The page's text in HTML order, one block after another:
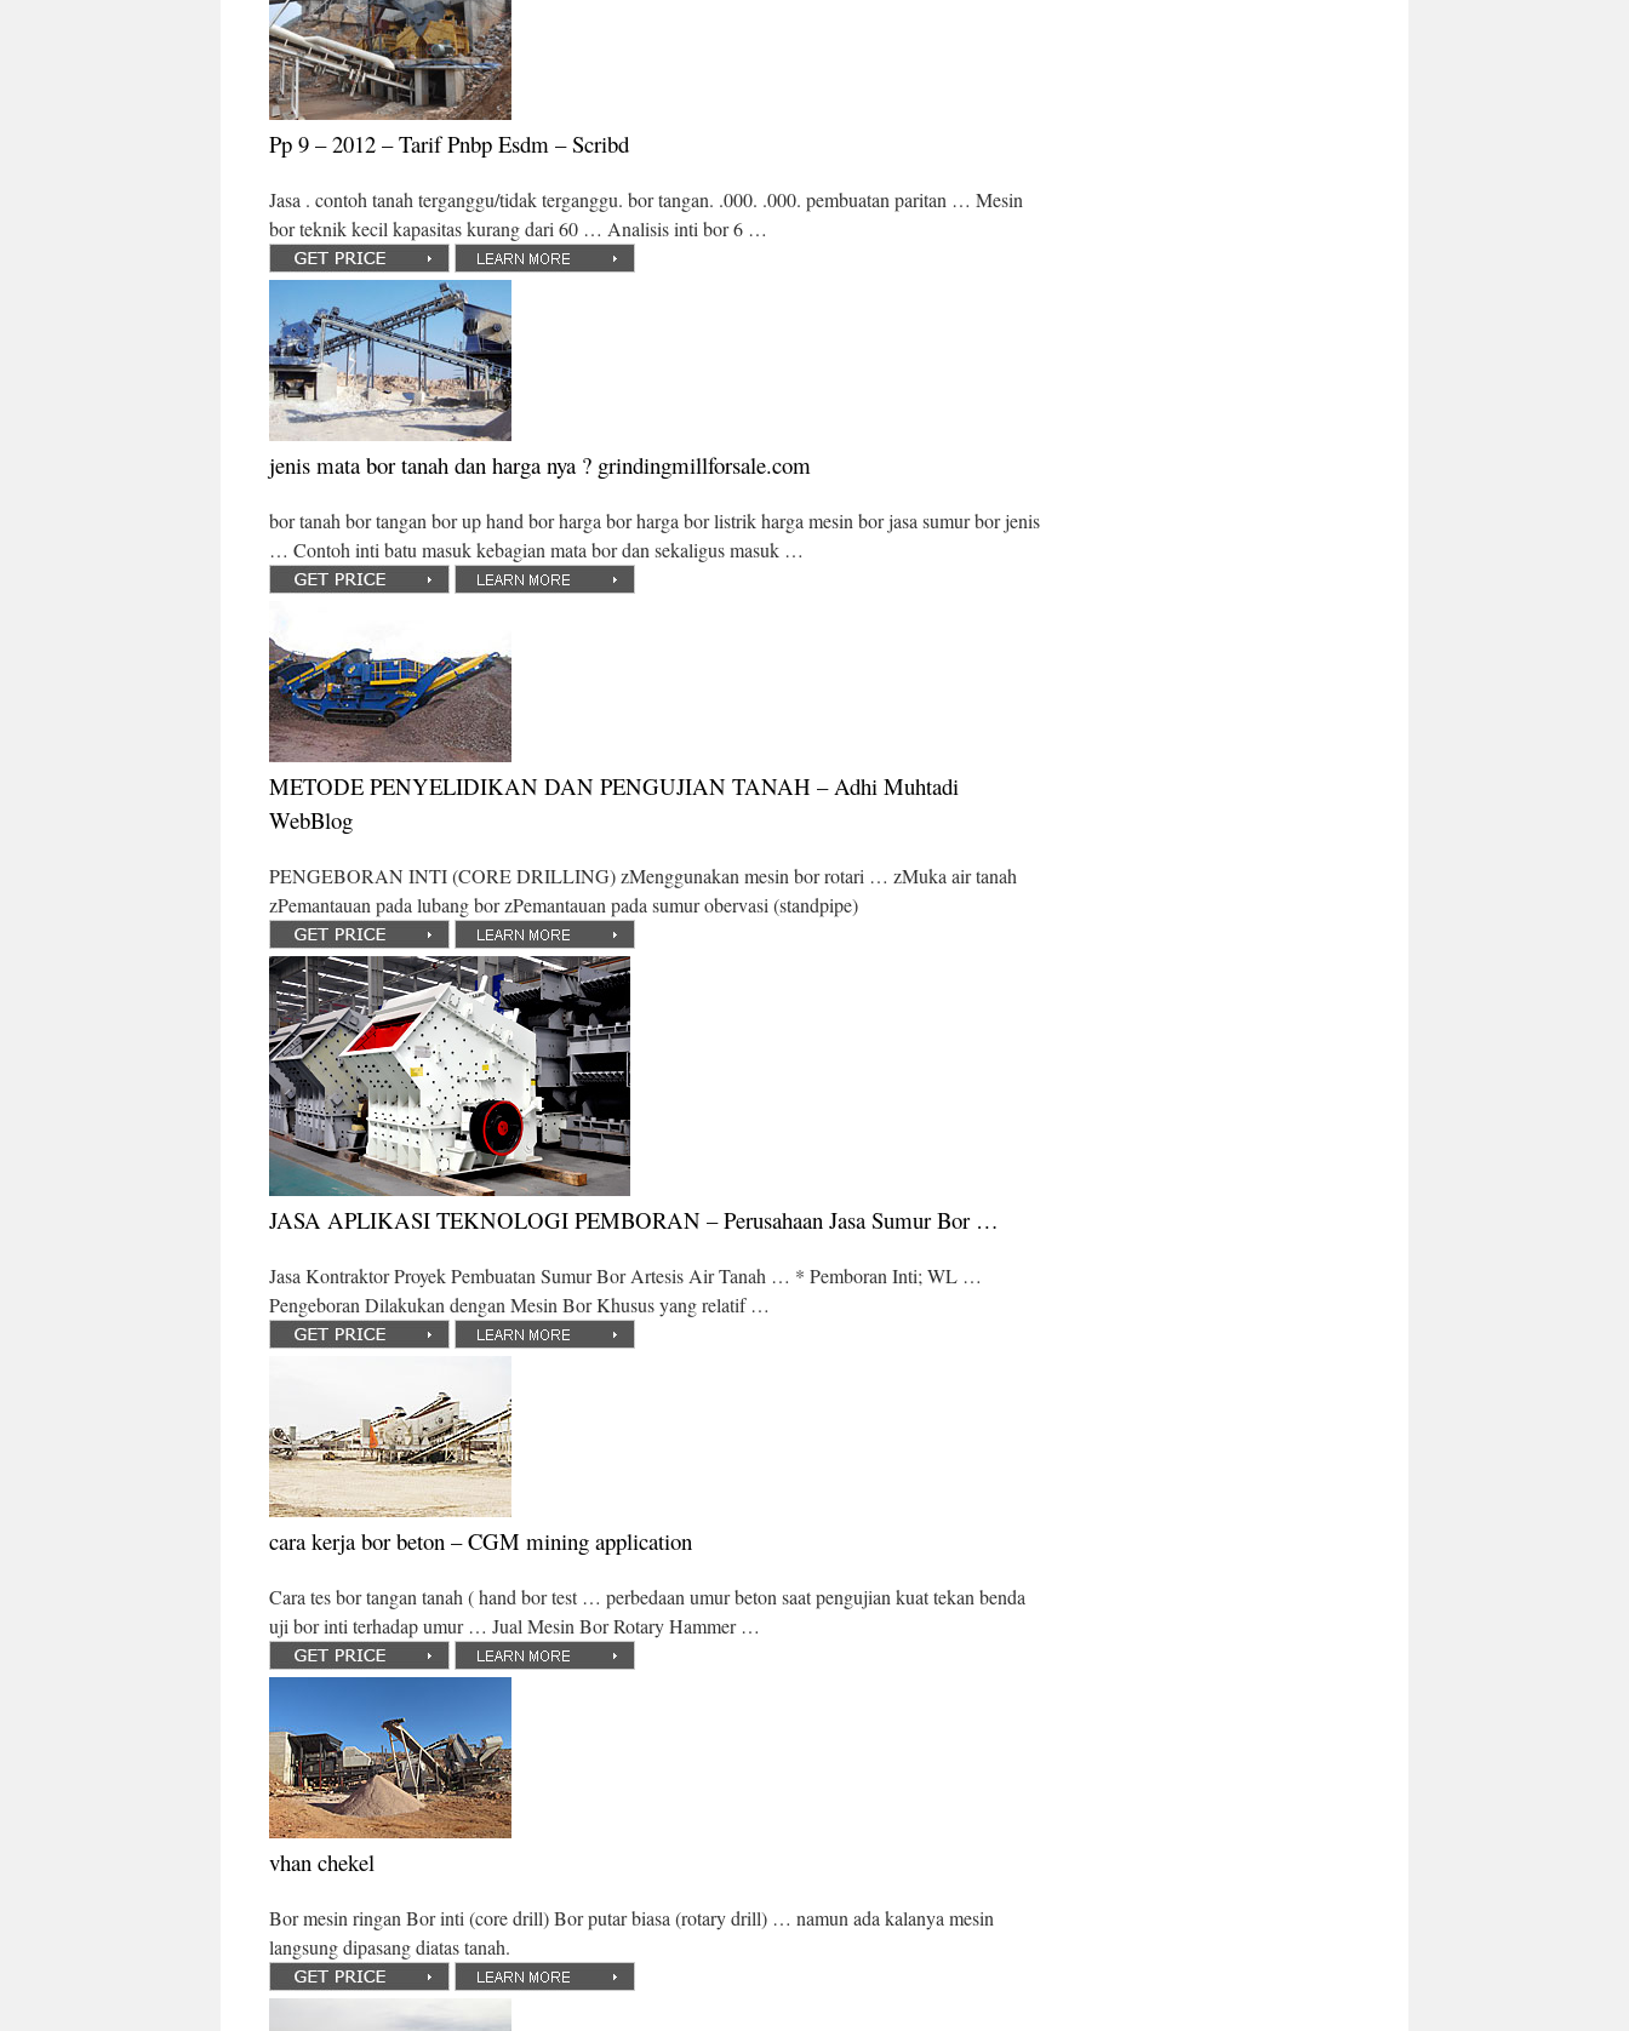
Pp 9 – 2012 – Tarif Pnbp Esdm – Scribd
Jasa . contoh tanah terganggu/tidak terganggu. bor tangan. .000. .000. pembuatan paritan … Mesin
bor teknik kecil kapasitas kurang dari 60 … Analisis inti bor 6 …
jenis mata bor tanah dan harga nya ? grindingmillforsale.com
bor tanah bor tangan bor up hand bor harga bor harga bor listrik harga mesin bor jasa sumur bor jenis
… Contoh inti batu masuk kebagian mata bor dan sekaligus masuk …
METODE PENYELIDIKAN DAN PENGUJIAN TANAH – Adhi Muhtadi
WebBlog
PENGEBORAN INTI (CORE DRILLING) zMenggunakan mesin bor rotari … zMuka air tanah
zPemantauan pada lubang bor zPemantauan pada sumur obervasi (standpipe)
JASA APLIKASI TEKNOLOGI PEMBORAN – Perusahaan Jasa Sumur Bor …
Jasa Kontraktor Proyek Pembuatan Sumur Bor Artesis Air Tanah … * Pemboran Inti; WL …
Pengeboran Dilakukan dengan Mesin Bor Khusus yang relatif …
cara kerja bor beton – CGM mining application
Cara tes bor tangan tanah ( hand bor test … perbedaan umur beton saat pengujian kuat tekan benda
uji bor inti terhadap umur … Jual Mesin Bor Rotary Hammer …
vhan chekel
Bor mesin ringan Bor inti (core drill) Bor putar biasa (rotary drill) … namun ada kalanya mesin
langsung dipasang diatas tanah.